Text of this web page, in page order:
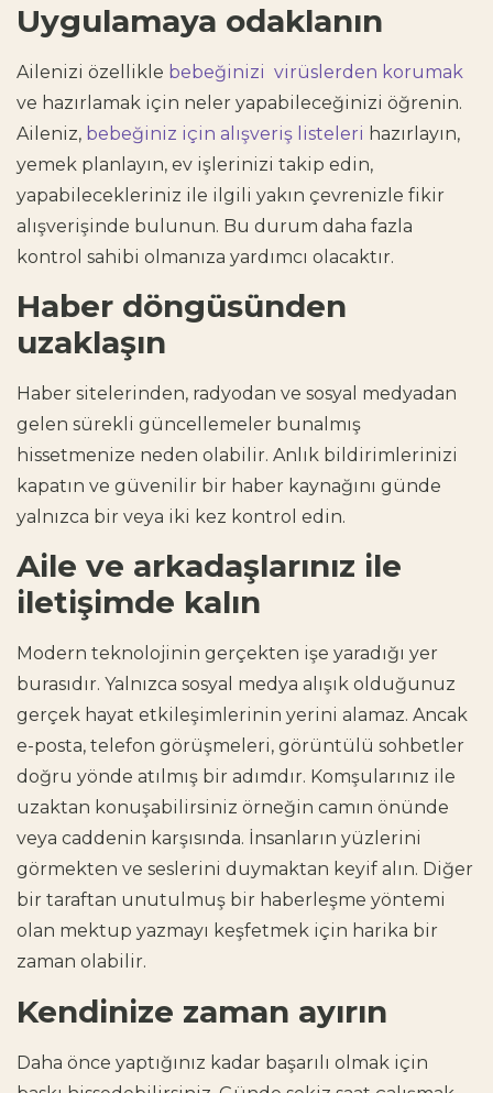
Uygulamaya odaklanın
Ailenizi özellikle bebeğinizi virüslerden korumak
ve hazırlamak için neler yapabileceğinizi öğrenin.
Aileniz, bebeğiniz için alışveriş listeleri hazırlayın,
yemek planlayın, ev işlerinizi takip edin,
yapabilecekleriniz ile ilgili yakın çevrenizle fikir
alışverişinde bulunun. Bu durum daha fazla
kontrol sahibi olmanıza yardımcı olacaktır.
Haber döngüsünden
uzaklaşın
Haber sitelerinden, radyodan ve sosyal medyadan
gelen sürekli güncellemeler bunalmış
hissetmenize neden olabilir. Anlık bildirimlerinizi
kapatın ve güvenilir bir haber kaynağını günde
yalnızca bir veya iki kez kontrol edin.
Aile ve arkadaşlarınız ile
iletişimde kalın
Modern teknolojinin gerçekten işe yaradığı yer
burasıdır. Yalnızca sosyal medya alışık olduğunuz
gerçek hayat etkileşimlerinin yerini alamaz. Ancak
e-posta, telefon görüşmeleri, görüntülü sohbetler
doğru yönde atılmış bir adımdır. Komşularınız ile
uzaktan konuşabilirsiniz örneğin camın önünde
veya caddenin karşısında. İnsanların yüzlerini
görmekten ve seslerini duymaktan keyif alın. Diğer
bir taraftan unutulmuş bir haberleşme yöntemi
olan mektup yazmayı keşfetmek için harika bir
zaman olabilir.
Kendinize zaman ayırın
Daha önce yaptığınız kadar başarılı olmak için